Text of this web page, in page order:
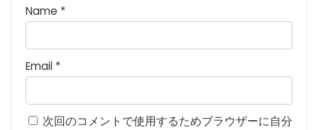
Name *
Email *
次回のコメントで使用するためブラウザーに自分